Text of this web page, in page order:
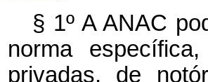
§ 1º A ANAC
norma
privadas, de